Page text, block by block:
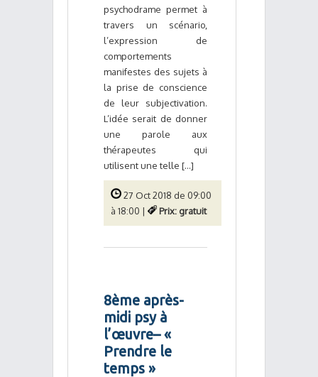
psychodrame permet à
travers un scénario,
l’expression de
comportements
manifestes des sujets à
la prise de conscience
de leur subjectivation.
L’idée serait de donner
une parole aux
thérapeutes qui
utilisent une telle [...]
27 Oct 2018 de 09:00
à 18:00 |
Prix: gratuit
8ème après-
midi psy à
l’œuvre– «
Prendre le
temps »